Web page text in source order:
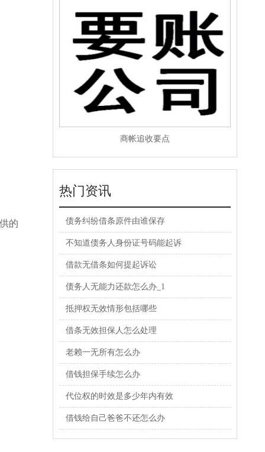
的
商帐追收要点
热门资讯
债务纠纷借条原件由谁保存
不知道债务人身份证号码能起诉
借款无借条如何提起诉讼
债务人无能力还款怎么办_1
抵押权无效情形包括哪些
借条无效担保人怎么处理
老赖一无所有怎么办
借钱担保手续怎么办
代位权的时效是多少年内有效
借钱给自己爸爸不还怎么办